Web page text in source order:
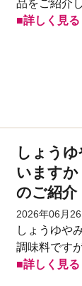
品をご紹介
詳しく見る
しょう
います
のご紹介
2026年06月26
しょうゆや
調味料です
詳しく見る